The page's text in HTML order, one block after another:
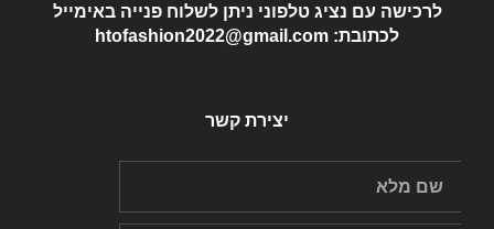
לרכישה עם נציג טלפוני ניתן לשלוח פנייה באימייל
לכתובת: htofashion2022@gmail.com
יצירת קשר